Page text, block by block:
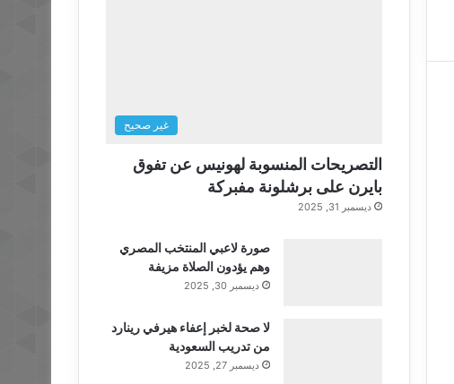
غير صحيح
التصريحات المنسوبة لهونيس عن تفوق
بايرن على برشلونة مفبركة
ديسمبر 31, 2025
صورة لاعبي المنتخب المصري
وهم يؤدون الصلاة مزيفة
ديسمبر 30, 2025
لا صحة لخبر إعفاء هيرفي رينارد
من تدريب السعودية
ديسمبر 27, 2025